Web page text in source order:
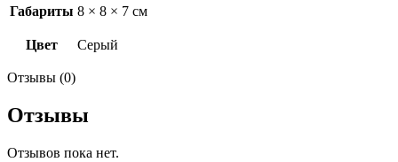
Габариты 8 × 8 × 7 см
Цвет Серый
Отзывы (0)
Отзывы
Отзывов пока нет.